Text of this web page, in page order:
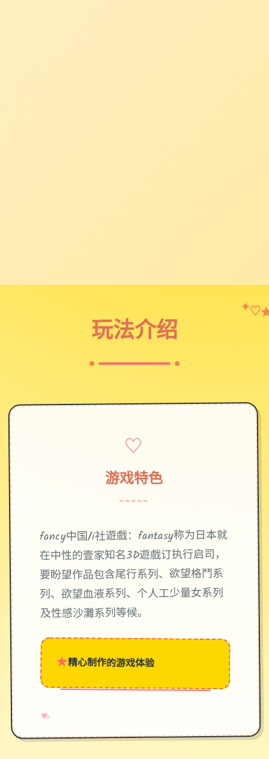
玩法介绍
♡
♡
游戏特色
~~~~~
fancy中国/i社遊戲：fantasy称为日本就
在中性的壹家知名3D遊戲订执行启司，
要盼望作品包含尾行系列、欲望格鬥系
列、欲望血液系列、个人工少量女系列
及性感沙灘系列等候。
★精心制作的游戏体验
♥
✧
→